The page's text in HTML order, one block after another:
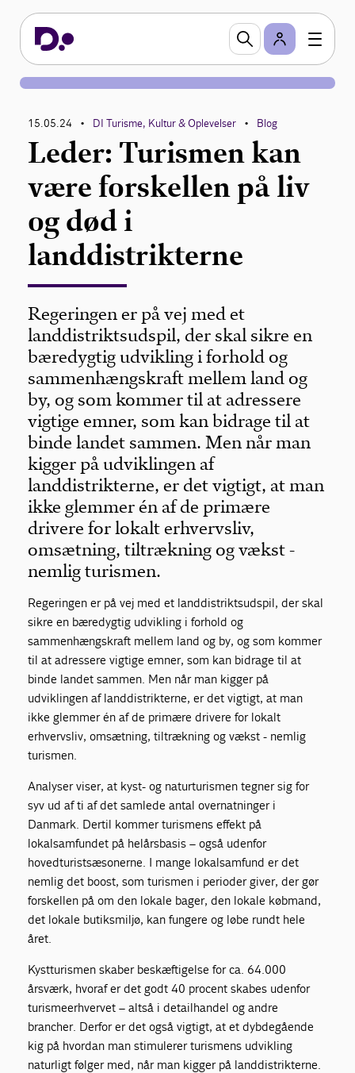
15.05.24 • DI Turisme, Kultur & Oplevelser • Blog
Leder: Turismen kan
være forskellen på liv
og død i
landdistrikterne
Regeringen er på vej med et
landdistriktsudspil, der skal sikre en
bæredygtig udvikling i forhold og
sammenhængskraft mellem land og
by, og som kommer til at adressere
vigtige emner, som kan bidrage til at
binde landet sammen. Men når man
kigger på udviklingen af
landdistrikterne, er det vigtigt, at man
ikke glemmer én af de primære
drivere for lokalt erhvervsliv,
omsætning, tiltrækning og vækst -
nemlig turismen.
Regeringen er på vej med et landdistriktsudspil, der skal
sikre en bæredygtig udvikling i forhold og
sammenhængskraft mellem land og by, og som kommer
til at adressere vigtige emner, som kan bidrage til at
binde landet sammen. Men når man kigger på
udviklingen af landdistrikterne, er det vigtigt, at man
ikke glemmer én af de primære drivere for lokalt
erhvervsliv, omsætning, tiltrækning og vækst - nemlig
turismen.
Analyser viser, at kyst- og naturturismen tegner sig for
syv ud af ti af det samlede antal overnatninger i
Danmark. Dertil kommer turismens effekt på
lokalsamfundet på helårsbasis – også udenfor
hovedturistsæsonerne. I mange lokalsamfund er det
nemlig det boost, som turismen i perioder giver, der gør
forskellen på om den lokale bager, den lokale købmand,
det lokale butiksmiljø, kan fungere og løbe rundt hele
året.
Kystturismen skaber beskæftigelse for ca. 64.000
årsværk, hvoraf er det godt 40 procent skabes udenfor
turismeerhvervet – altså i detailhandel og andre
brancher. Derfor er det også vigtigt, at et dybdegående
kig på hvordan man stimulerer turismens udvikling
naturligt følger med, når man kigger på landdistrikterne.